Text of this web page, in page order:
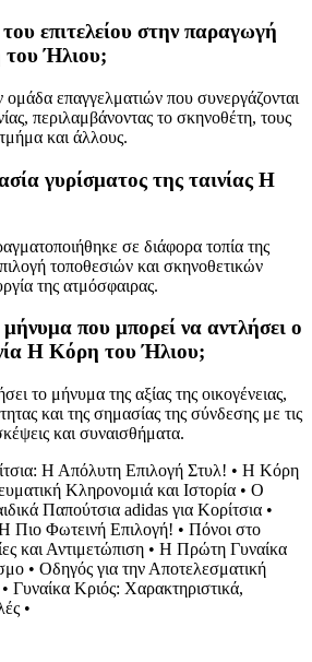
επιτελείου στην παραγωγή
του Ήλιου;
ομάδα επαγγελματιών που συνεργάζονται
περιλαμβάνοντας το σκηνοθέτη, τους
και άλλους.
γυρίσματος της ταινίας Η
σε διάφορα τοπία της
τοποθεσιών και σκηνοθετικών
της ατμόσφαιρας.
μήνυμα που μπορεί να αντλήσει ο
Η Κόρη του Ήλιου;
το μήνυμα της αξίας της οικογένειας,
και της σημασίας της σύνδεσης με τις
και συναισθήματα.
Η Απόλυτη Επιλογή Στυλ! • Η Κόρη
Κληρονομιά και Ιστορία • Ο
Παπούτσια adidas για Κορίτσια •
Πιο Φωτεινή Επιλογή! • Πόνοι στο
και Αντιμετώπιση • Η Πρώτη Γυναίκα
• Οδηγός για την Αποτελεσματική
• Γυναίκα Κριός: Χαρακτηριστικά,
•